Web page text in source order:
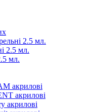
2.5 мл.
2.5 мл.
мл.
акрилові
акрилові
акрилові